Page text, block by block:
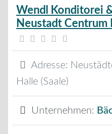
Wendl Konditorei
Neustadt Centrum
Adresse:
Halle (Saale)
Unternehmen: